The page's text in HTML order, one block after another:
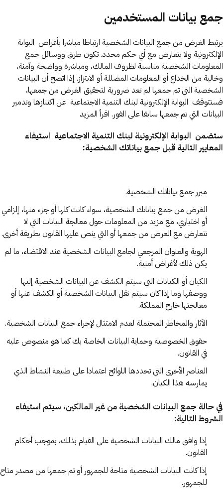
جمع بيانات المستخدمين
يرتبط الغرض من جمع البيانات الشخصية ارتباطا مباشرا بأغراض البوابة
الإلكترونية ولا يتعارض مع أي حكم محدد. تكون طرق ووسائل جمع
المعلومات الشخصية مناسبة لظروف المالك، ومباشرة وواضحة وآمنة،
وخالية من الخداع أو المعلومات المضللة أو الابتزاز. إذا اتضح أن البيانات
الشخصية التي تم جمعها لم تعد ضرورية لتحقيق الغرض من جمعها،
فستتوقف البوابة الإلكترونية لبنك التنمية الاجتماعية عن اكتنازها وتدمير
البيانات التي تم جمعها سابقا على الفور. اقرأ المزيد
ستضمن البوابة الإلكترونية لبنك التنمية الاجتماعية استيفاء
المعايير التالية قبل جمع بياناتك الشخصية:
مبرر جمع بياناتك الشخصية.
الغرض من جمع بياناتك الشخصية، سواء كانت كلها أو جزء منها، إلزامي
أو اختياري، مع مزيد من المعلومات حول معالجة البيانات التي لا
تتعارض مع الغرض من جمعها أو التي ينص عليها القانون بطريقة أخرى.
الهوية والعنوان المرجعي لجامع البيانات الشخصية عند الاقتضاء، ما لم
يكن ذلك لأغراض أمنية.
الكيان أو الكيانات التي سيتم الكشف عن البيانات الشخصية إليها
ووصفها وما إذا كان سيتم نقل البيانات الشخصية أو الكشف عنها أو
معالجتها خارج المملكة.
الآثار والمخاطر المحتملة لعدم الامتثال لإجراء جمع البيانات الشخصية.
حقوق الخصوصية وحماية البيانات الخاصة بك كما هو منصوص عليه
في القانون.
العناصر الأخرى التي تحددها اللوائح اعتمادا على طبيعة النشاط الذي
يمارسه هذا الكيان.
في حالة جمع البيانات الشخصية من غير المالكين، سيتم استيفاء
الشروط التالية:
إذا وافق مالك البيانات الشخصية على القيام بذلك، بموجب أحكام
القانون.
إذا كانت البيانات الشخصية متاحة للجمهور أو تم جمعها من مصدر متاح
للجمهور.